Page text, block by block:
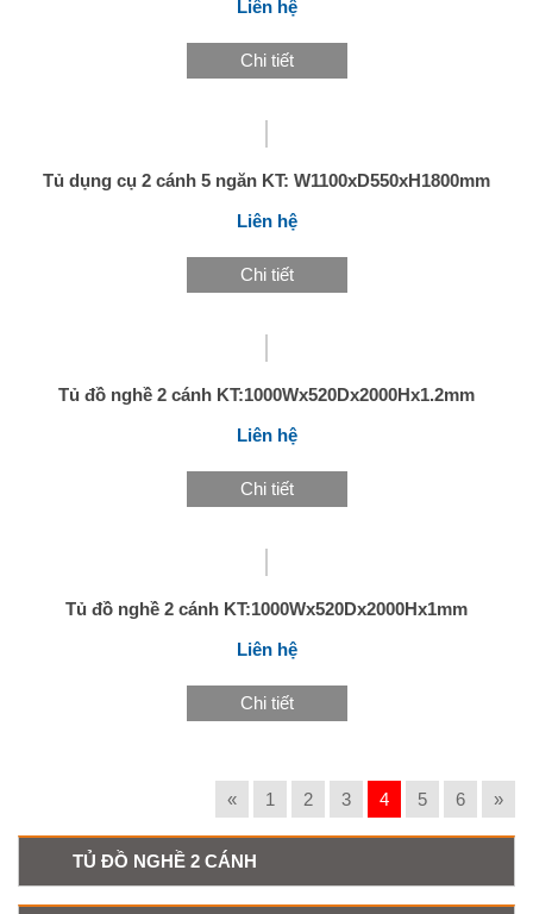
Liên hệ
Chi tiết
Tủ dụng cụ 2 cánh 5 ngăn KT: W1100xD550xH1800mm
Liên hệ
Chi tiết
Tủ đồ nghề 2 cánh KT:1000Wx520Dx2000Hx1.2mm
Liên hệ
Chi tiết
Tủ đồ nghề 2 cánh KT:1000Wx520Dx2000Hx1mm
Liên hệ
Chi tiết
« 1 2 3 4 5 6 »
TỦ ĐỒ NGHỀ 2 CÁNH